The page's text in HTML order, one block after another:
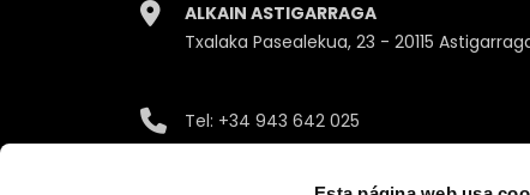
ALKAIN ASTIGARRAGA
Txalaka Pasealekua, 23 - 20115
Tel: +34 943 642 025